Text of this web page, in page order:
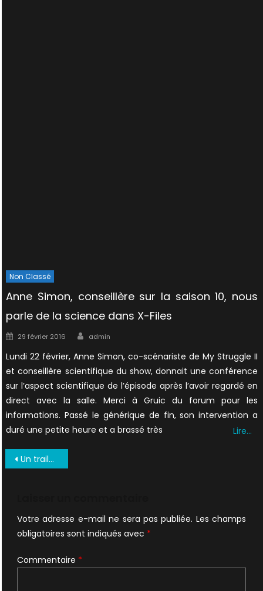
Non Classé
Anne Simon, conseillère sur la saison 10, nous
parle de la science dans X-Files
Posted
29 février 2016 Author
admin
Lundi 22 février, Anne Simon, co-scénariste de My Struggle II
et conseillère scientifique du show, donnait une conférence
sur l’aspect scientifique de l’épisode après l’avoir regardé en
direct avec la salle. Merci à Gruic du forum pour les
informations. Passé le générique de fin, son intervention a
duré une petite heure et a brassé très
Lire…
Navigation
Un trailer pour le 10×05 Babylon
Votre adresse e-mail ne sera pas publiée. Les champs
obligatoires sont indiqués avec *
Commentaire *